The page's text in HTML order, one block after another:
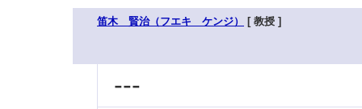
笛木 賢治（フエキ ケンジ） [ 教授 ]
---